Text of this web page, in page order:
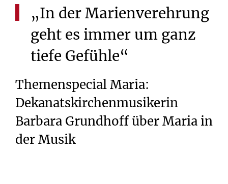
„In derMarienverehrung
geht es immer um ganz
tiefe Gefühle“
Themenspecial Maria:
Dekanatskirchenmusikerin
Barbara Grundhoff über Maria in
der Musik